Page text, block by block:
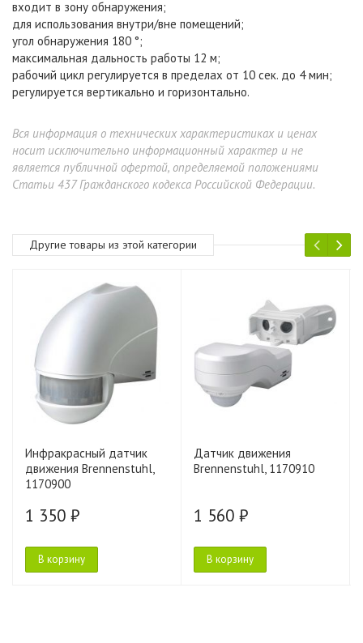
входит в зону обнаружения;
для использования внутри/вне помещений;
угол обнаружения 180 °;
максимальная дальность работы 12 м;
рабочий цикл регулируется в пределах от 10 сек. до 4 мин;
регулируется вертикально и горизонтально.
Вся информация о технических характеристиках и ценах
носит исключительно информационный характер и не
является публичной офертой, определяемой положениями
Статьи 437 Гражданского кодекса Российской Федерации.
Другие товары из этой категории
Инфракрасный датчик
движения Brennenstuhl,
1170900
1 350 ₽
В корзину
Датчик движения
Brennenstuhl, 1170910
1 560 ₽
В корзину